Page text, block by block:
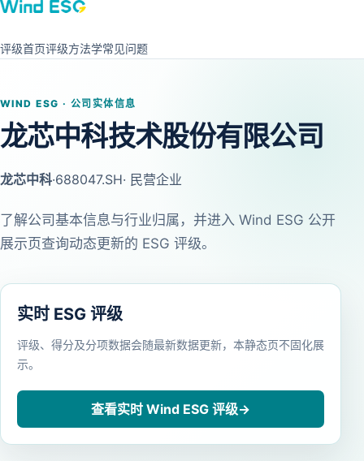
评级首页评级方法学常见问题
WIND ESG · 公司实体信息
龙芯中科技术股份有限公司
龙芯中科·688047.SH· 民营企业
了解公司基本信息与行业归属，并进入 Wind ESG 公开
展示页查询动态更新的 ESG 评级。
实时 ESG 评级
评级、得分及分项数据会随最新数据更新，本静态页不固化展
示。
查看实时 Wind ESG 评级→